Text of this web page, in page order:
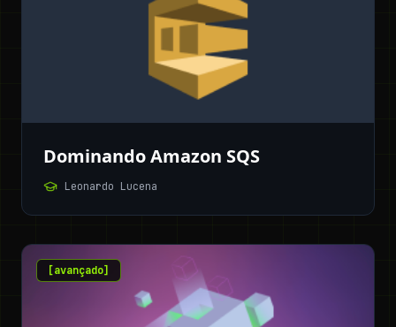
Dominando Amazon SQS
Leonardo Lucena
[avançado]